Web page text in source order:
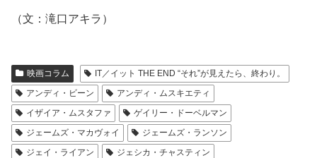
（文：滝口アキラ）
映画コラム
IT／イット THE END “それ”が見えたら、終わり。
アンディ・ビーン
アンディ・ムスキエティ
イザイア・ムスタファ
ゲイリー・ドーベルマン
ジェームズ・マカヴォイ
ジェームズ・ランソン
ジェイ・ライアン
ジェシカ・チャスティン